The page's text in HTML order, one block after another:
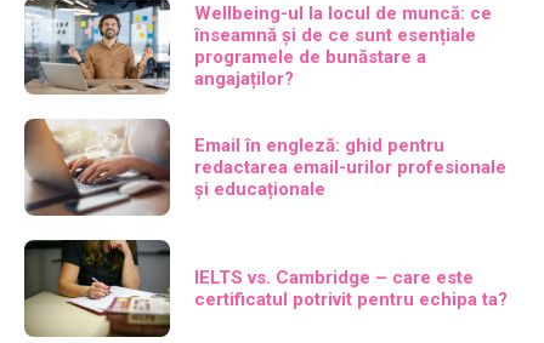
Wellbeing-ul la locul de muncă: ce
înseamnă și de ce sunt esențiale
programele de bunăstare a
angajaților?
Email în engleză: ghid pentru
redactarea email-urilor profesionale
și educaționale
IELTS vs. Cambridge – care este
certificatul potrivit pentru echipa ta?